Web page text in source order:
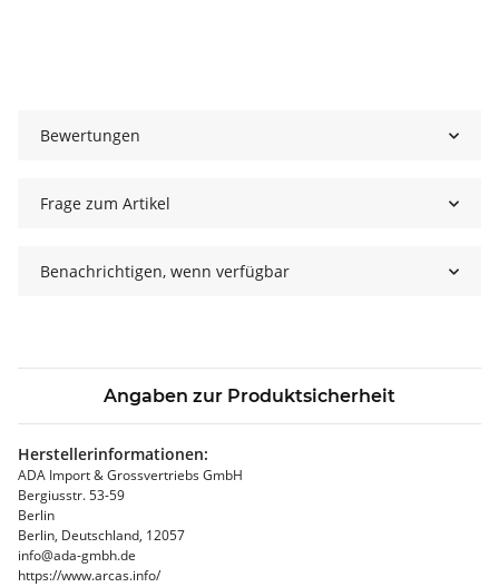
Bewertungen
Frage zum Artikel
Benachrichtigen, wenn verfügbar
Angaben zur Produktsicherheit
Herstellerinformationen:
ADA Import & Grossvertriebs GmbH
Bergiusstr. 53-59
Berlin
Berlin, Deutschland, 12057
info@ada-gmbh.de
https://www.arcas.info/